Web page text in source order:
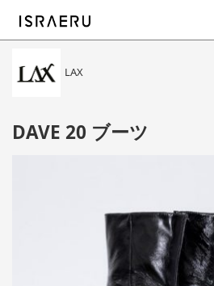
LAX
DAVE 20 ブーツ